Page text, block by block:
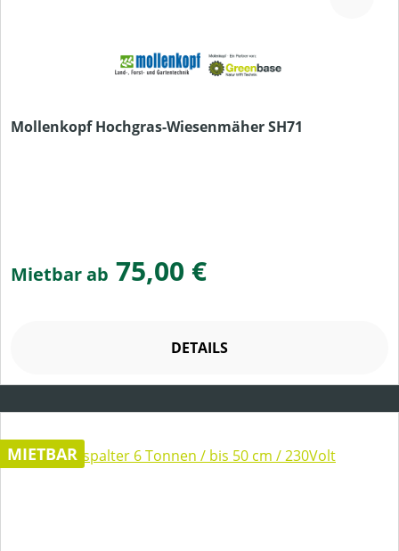
Mollenkopf Hochgras-Wiesenmäher SH71
Mietbar ab 75,00 €
DETAILS
MIETBAR